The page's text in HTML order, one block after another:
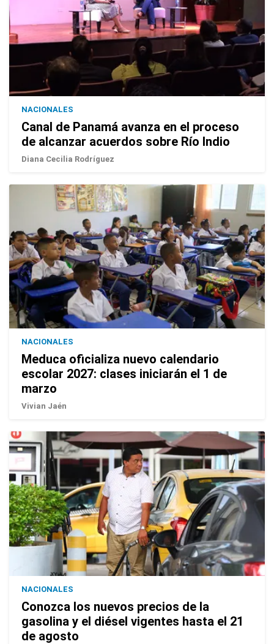
NACIONALES
Canal de Panamá avanza en el proceso
de alcanzar acuerdos sobre Río Indio
Diana Cecilia Rodríguez
NACIONALES
Meduca oficializa nuevo calendario
escolar 2027: clases iniciarán el 1 de
marzo
Vivian Jaén
NACIONALES
Conozca los nuevos precios de la
gasolina y el diésel vigentes hasta el 21
de agosto